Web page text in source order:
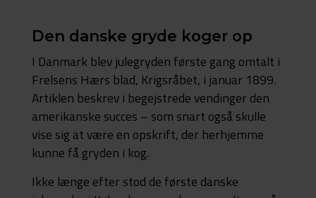
Den danske gryde koger op
I Danmark blev julegryden første gang omtalt i
Frelsens Hærs blad, Krigsråbet, i januar 1899.
Artiklen beskrev i begejstrede vendinger den
amerikanske succes – som snart også skulle
vise sig at være en opskrift, der herhjemme
kunne få gryden i kog.
Ikke længe efter stod de første danske